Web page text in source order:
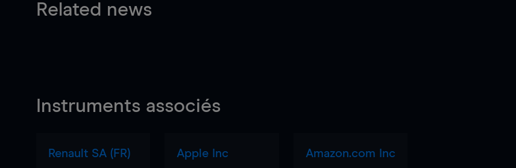
Related news
Instruments associés
Renault SA (FR) Apple Inc Amazon.com Inc